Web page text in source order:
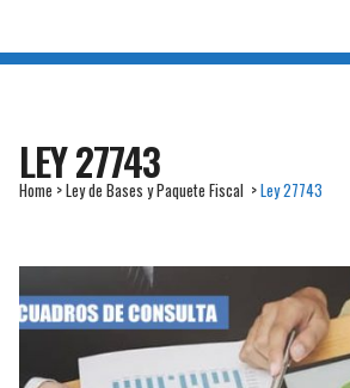
LEY 27743
Home >Ley de Bases y Paquete Fiscal >Ley 27743